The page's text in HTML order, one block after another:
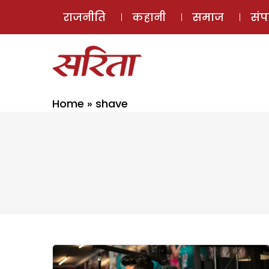
राजनीति कहानी समाज
Home » shave